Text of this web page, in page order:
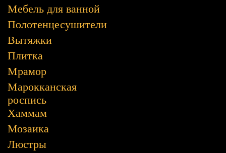
Мебель для ванной
Полотенцесушители
Вытяжки
Плитка
Мрамор
Марокканская
роспись
Хаммам
Мозаика
Люстры